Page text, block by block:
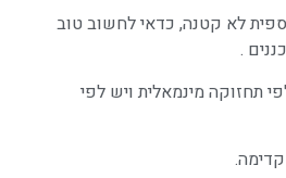
לא קטנה, כדאי לחשוב טוב
.
תחזוקה מינמאלית ויש לפי